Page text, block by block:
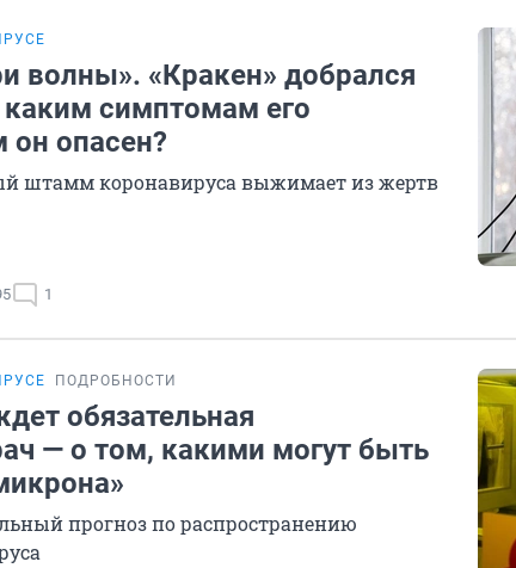
волны». «Кракен» добрался
симптомам его
он опасен?
штамм коронавируса выжимает из жертв
1
ПОДРОБНОСТИ
обязательная
— о том, какими могут быть
прогноз по распространению